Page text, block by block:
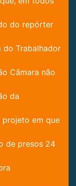
do repórter
do Trabalhador
Câmara não
da
projeto em que
de presos 24